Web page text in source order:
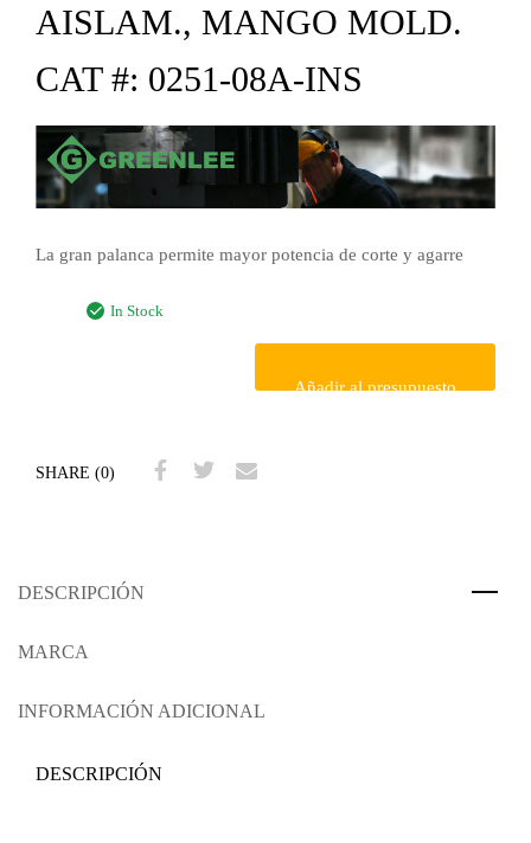
AISLAM., MANGO MOLD.
CAT #: 0251-08A-INS
La gran palanca permite mayor potencia de corte y agarre
In Stock
Añadir al presupuesto
SHARE (0)
DESCRIPCIÓN
MARCA
INFORMACIÓN ADICIONAL
DESCRIPCIÓN